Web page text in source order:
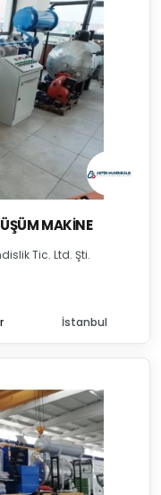
MAKINE
Tic. Ltd. Şti.
İstanbul